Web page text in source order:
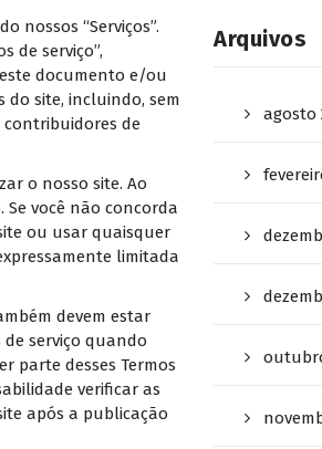
nossos “Serviços”.
de serviço”,
documento e/ou
do site, incluindo, sem
contribuidores de
o nosso site. Ao
você não concorda
ou usar quaisquer
limitada
devem estar
de serviço quando
parte desses Termos
verificar as
após a publicação
Arquivos
agosto